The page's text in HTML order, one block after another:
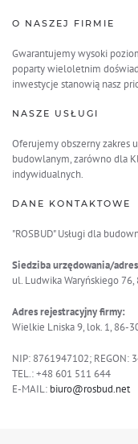
O NASZEJ FIRMIE
Gwarantujemy wysoki
poparty wieloletnim
inwestycje stanowią nasz
NASZE USŁUGI
Oferujemy obszerny zakres
budowlanym, zarówno dla
indywidualnych.
DANE KONTAKTOWE
"ROSBUD" Usługi dla
Siedziba urzędowania/
ul. Ludwika Waryńskiego
Adres rejestracyjny firmy:
Wielkie Lniska 9, lok. 1, 86-
NIP: 8761947102; REGON:
TEL.: +48 601 511 644
E-MAIL: biuro@rosbud.net